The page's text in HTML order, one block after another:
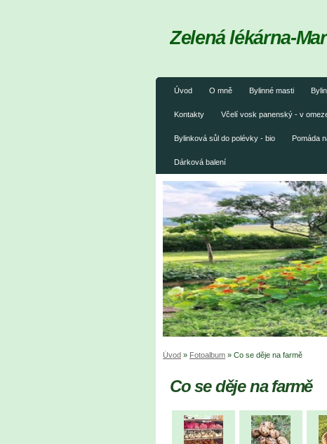
Úvod O mně Bylinné masti
Kontakty Včelí vosk panenský - v
Bylinková sůl do polévky - bio Pomáda
Dárková balení
Zelená lékárna-
Úvod » Fotoalbum » Co se děje na farmě
Co se děje na farmě